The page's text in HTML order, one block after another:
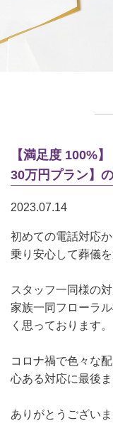
【満足度 100%
30万円プラン】
2023.07.14
初めての電話対応
乗り安心して葬儀
スタッフ一同様の
家族一同フローラ
く思っております。
コロナ禍で色々な
心ある対応に最後
ありがとうございま